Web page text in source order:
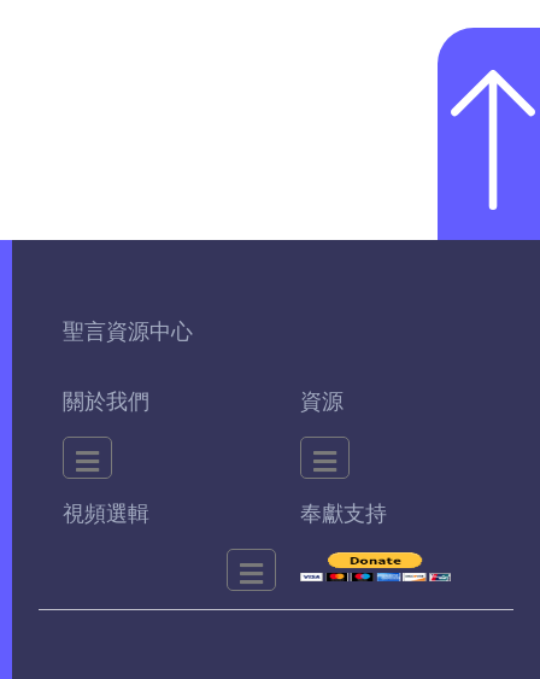
聖言資源中心
關於我們 資源
視頻選輯 奉獻支持